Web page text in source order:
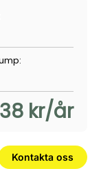
kr/år
Kontakta oss